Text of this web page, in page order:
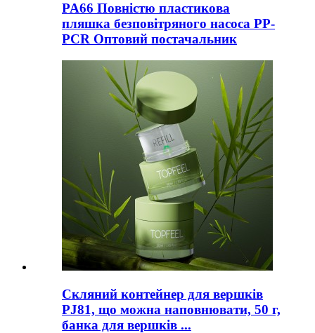
PA66 Повністю пластикова
пляшка безповітряного насоса PP-
PCR Оптовий постачальник
Скляний контейнер для вершків
PJ81, що можна наповнювати, 50 г,
банка для вершків ...